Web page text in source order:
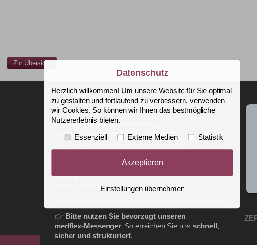
Zur Übersicht
⚕️UNSERE SPRECHZEITEN ⚕️
Montag, Dienstag, Donnerstag
08:00 - 12:00 Uhr und 14:00 - 18:00 Uhr
Mittwoch
Freitag
08:00 - 13:00 Uhr und 14:00 - 16:00 Uhr
👉 Bitte nutzen Sie bevorzugt unseren
medflex‑Messenger. So erreichen Sie uns schnell,
sicher und strukturiert.
Datenschutz
Herzlich willkommen! Um unsere Website für Sie optimal
zu gestalten und fortlaufend zu verbessern, verwenden
wir Cookies. So können wir Ihnen das bestmögliche
Nutzererlebnis bieten.
Essenziell Externe Medien Statistik
Akzeptieren
Einstellungen übernehmen